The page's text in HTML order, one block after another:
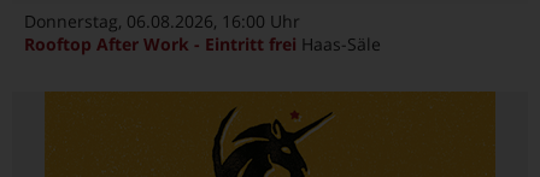
Donnerstag, 06.08.2026, 16:00 Uhr
Rooftop After Work - Eintritt frei Haas-Säle